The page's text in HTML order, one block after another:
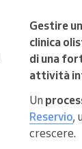
Gestire
clinica
di una
attività
Un
Reservio,
crescere.